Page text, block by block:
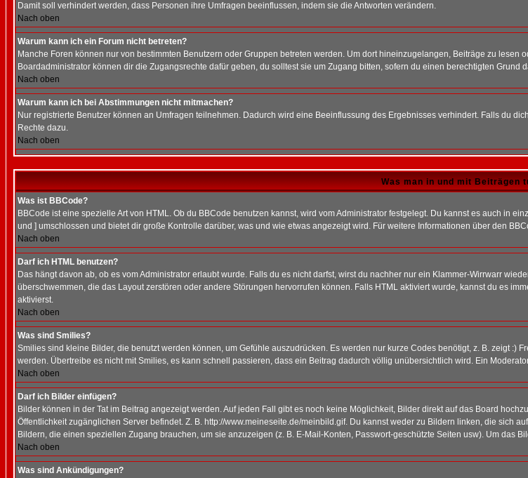
Damit soll verhindert werden, dass Personen ihre Umfragen beeinflussen, indem sie die Antworten verändern.
Nach oben
Warum kann ich ein Forum nicht betreten?
Manche Foren können nur von bestimmten Benutzern oder Gruppen betreten werden. Um dort hineinzugelangen, Beiträge zu
Boardadministrator können dir die Zugangsrechte dafür geben, du solltest sie um Zugang bitten, sofern du einen berechtigten Grund
Nach oben
Warum kann ich bei Abstimmungen nicht mitmachen?
Nur registrierte Benutzer können an Umfragen teilnehmen. Dadurch wird eine Beeinflussung des Ergebnisses verhindert. Falls du
Rechte dazu.
Nach oben
Was man in und mit Beiträgen
Was ist BBCode?
BBCode ist eine spezielle Art von HTML. Ob du BBCode benutzen kannst, wird vom Administrator festgelegt. Du kannst es auch in
und ] umschlossen und bietet dir große Kontrolle darüber, was und wie etwas angezeigt wird. Für weitere Informationen über den
Nach oben
Darf ich HTML benutzen?
Das hängt davon ab, ob es vom Administrator erlaubt wurde. Falls du es nicht darfst, wirst du nachher nur ein Klammer-Wirrwarr
überschwemmen, die das Layout zerstören oder andere Störungen hervorrufen können. Falls HTML aktiviert wurde, kannst du es
aktivierst.
Nach oben
Was sind Smilies?
Smilies sind kleine Bilder, die benutzt werden können, um Gefühle auszudrücken. Es werden nur kurze Codes benötigt, z. B. zeigt
werden. Übertreibe es nicht mit Smilies, es kann schnell passieren, dass ein Beitrag dadurch völlig unübersichtlich wird. Ein
Nach oben
Darf ich Bilder einfügen?
Bilder können in der Tat im Beitrag angezeigt werden. Auf jeden Fall gibt es noch keine Möglichkeit, Bilder direkt auf das Board
Öffentlichkeit zugänglichen Server befindet. Z. B. http://www.meineseite.de/meinbild.gif. Du kannst weder zu Bildern linken, die sich
Bildern, die einen speziellen Zugang brauchen, um sie anzuzeigen (z. B. E-Mail-Konten, Passwort-geschützte Seiten usw). Um das
Nach oben
Was sind Ankündigungen?